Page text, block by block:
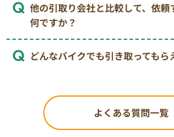
他の引取り会社と比較して、依頼
何ですか？
どんなバイクでも引き取ってもら
よくある質問一覧